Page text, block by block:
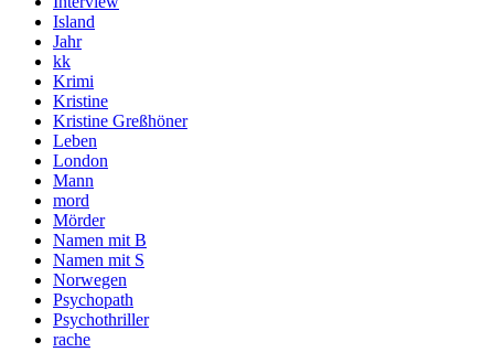
Island
Jahr
kk
Krimi
Kristine
Kristine Greßhöner
Leben
London
Mann
mord
Mörder
Namen mit B
Namen mit S
Norwegen
Psychopath
Psychothriller
rache